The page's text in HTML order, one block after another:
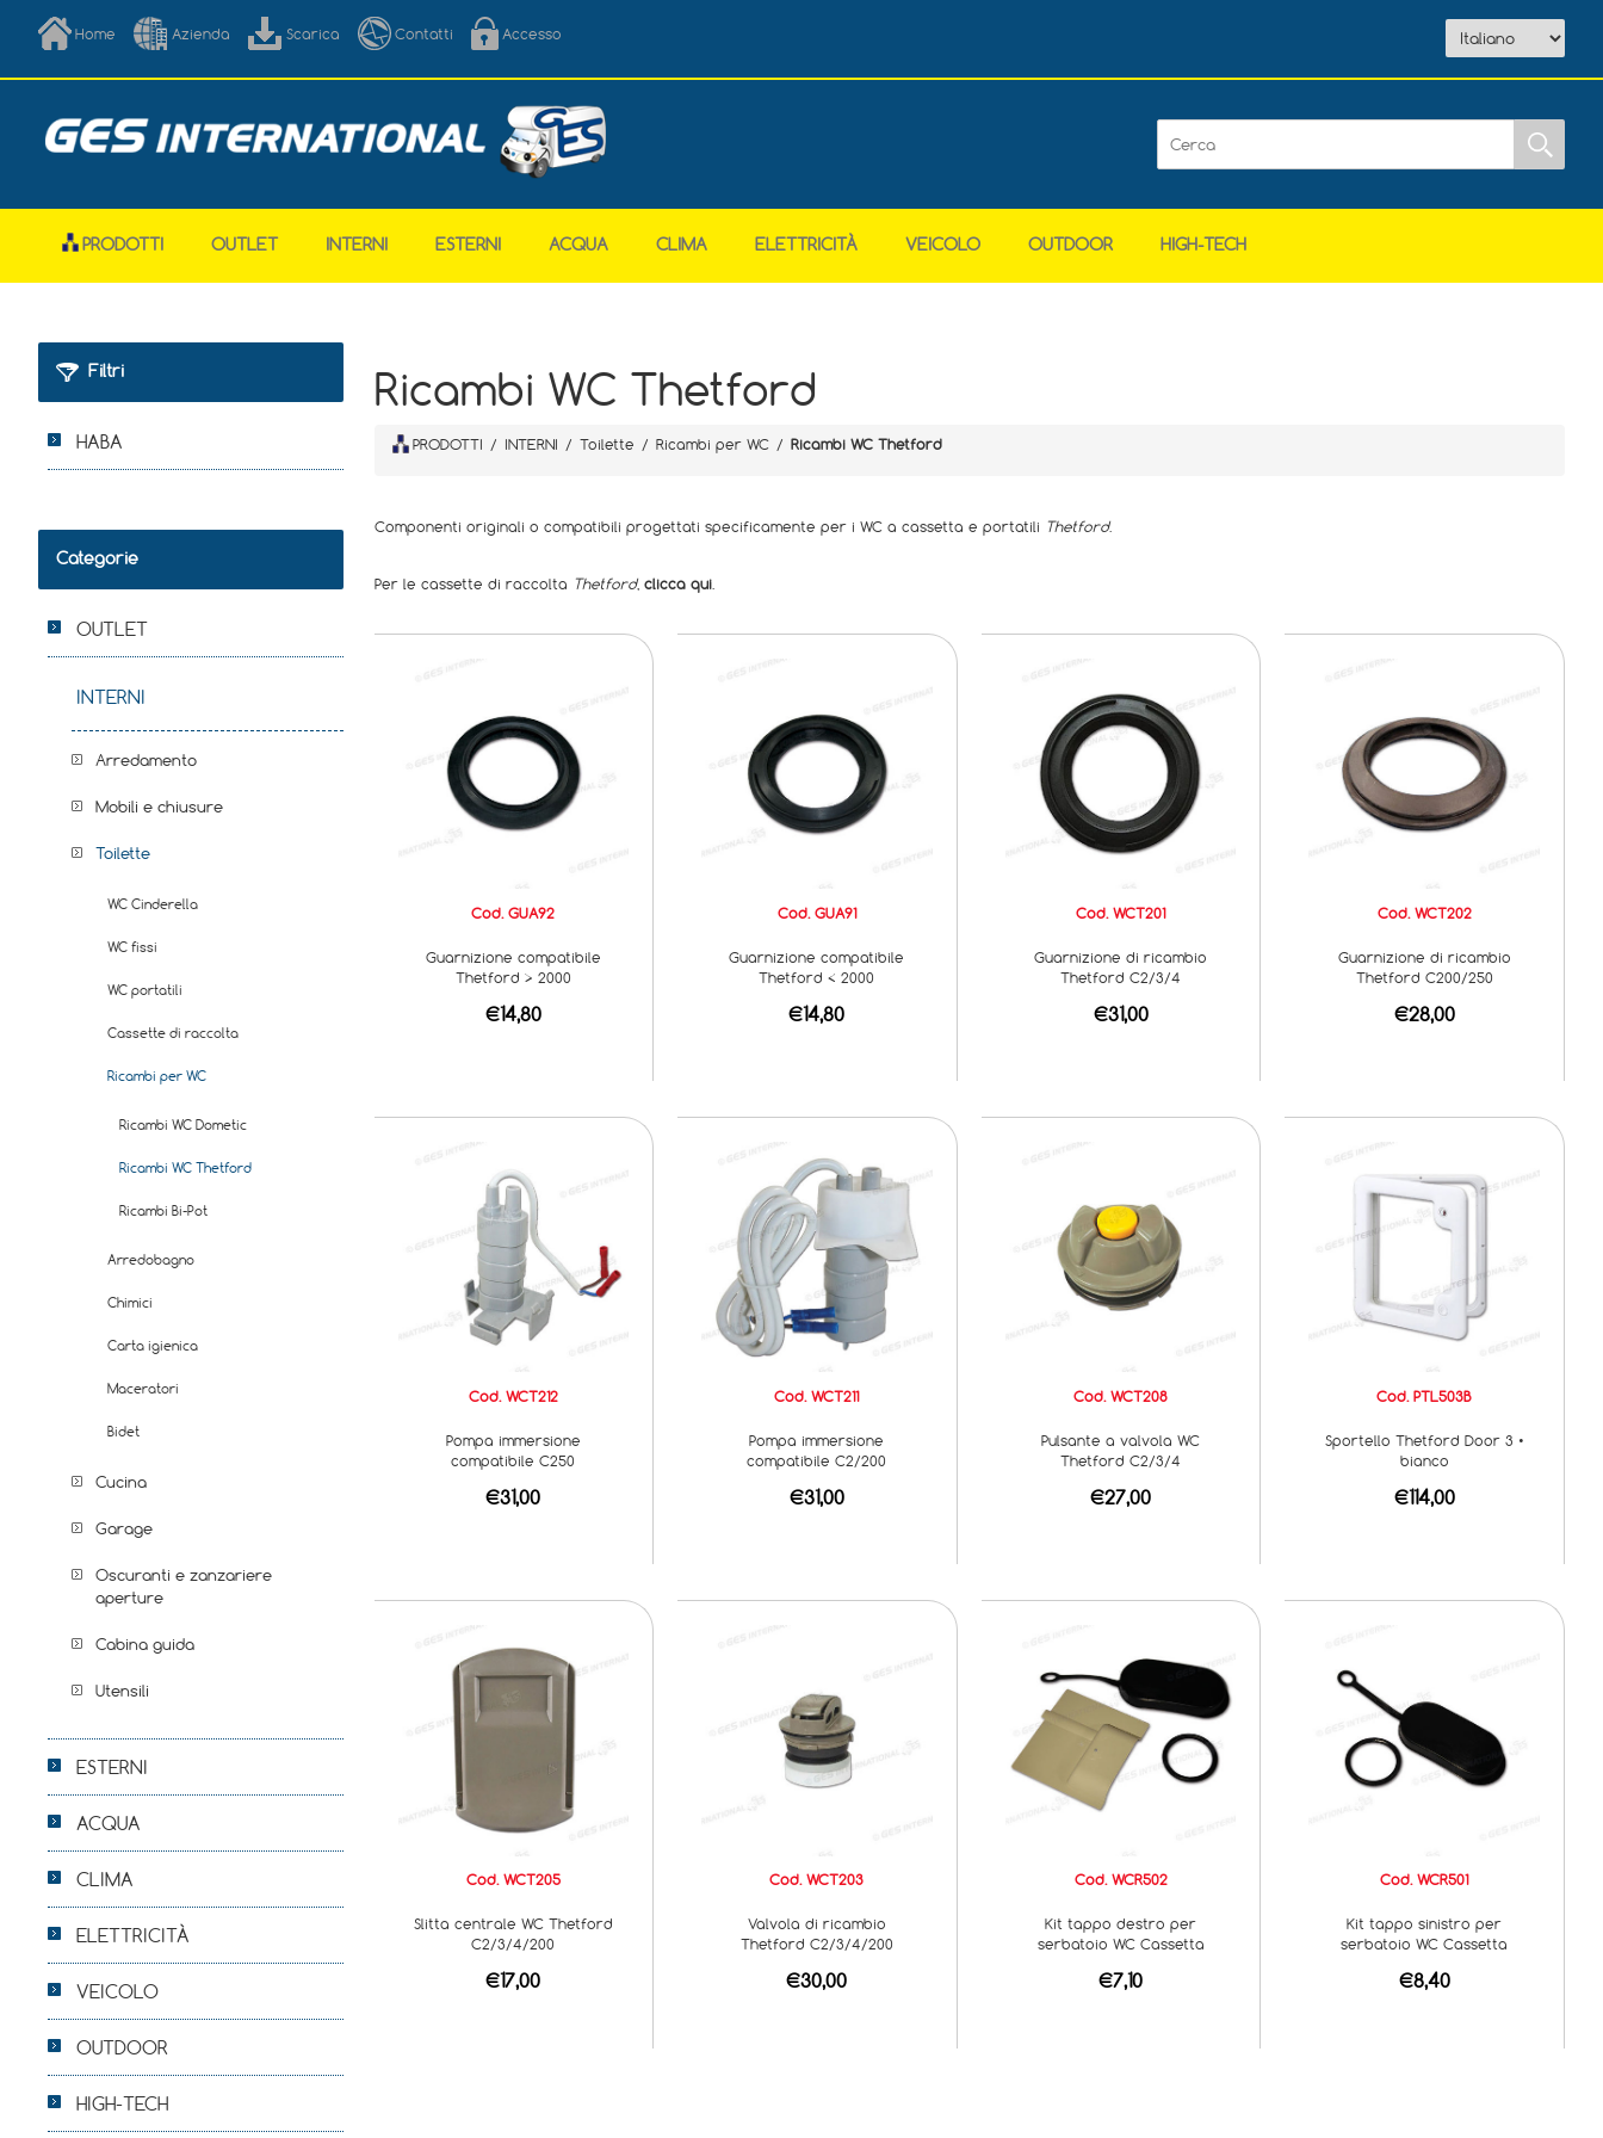
Home Azienda Scarica Contatti Accesso
PRODOTTI OUTLET INTERNI ESTERNI ACQUA CLIMA ELETTRICITÀ VEICOLO OUTDOOR HIGH-TECH
Ricambi WC Thetford
PRODOTTI / INTERNI / Toilette / Ricambi per WC / Ricambi WC Thetford
Componenti originali o compatibili progettati specificamente per i WC a cassetta e portatili Thetford.
Per le cassette di raccolta Thetford, clicca qui.
Cod. GUA92
Guarnizione compatibile
Thetford > 2000
€14,80
Cod. GUA91
Guarnizione compatibile
Thetford < 2000
€14,80
Cod. WCT201
Guarnizione di ricambio
Thetford C2/3/4
€31,00
Cod. WCT202
Guarnizione di ricambio
Thetford C200/250
€28,00
Cod. WCT212
Pompa immersione
compatibile C250
€31,00
Cod. WCT211
Pompa immersione
compatibile C2/200
€31,00
Cod. WCT208
Pulsante a valvola WC
Thetford C2/3/4
€27,00
Cod. PTL503B
Sportello Thetford Door 3 •
bianco
€114,00
Cod. WCT205
Slitta centrale WC Thetford
C2/3/4/200
€17,00
Cod. WCT203
Valvola di ricambio
Thetford C2/3/4/200
€30,00
Cod. WCR502
Kit tappo destro per
serbatoio WC Cassetta
€7,10
Cod. WCR501
Kit tappo sinistro per
serbatoio WC Cassetta
€8,40
Filtri
HABA
Categorie
OUTLET
INTERNI
Arredamento
Mobili e chiusure
Toilette
WC Cinderella
WC fissi
WC portatili
Cassette di raccolta
Ricambi per WC
Ricambi WC Dometic
Ricambi WC Thetford
Ricambi Bi-Pot
Arredobagno
Chimici
Carta igienica
Maceratori
Bidet
Cucina
Garage
Oscuranti e zanzariere
aperture
Cabina guida
Utensili
ESTERNI
ACQUA
CLIMA
ELETTRICITÀ
VEICOLO
OUTDOOR
HIGH-TECH